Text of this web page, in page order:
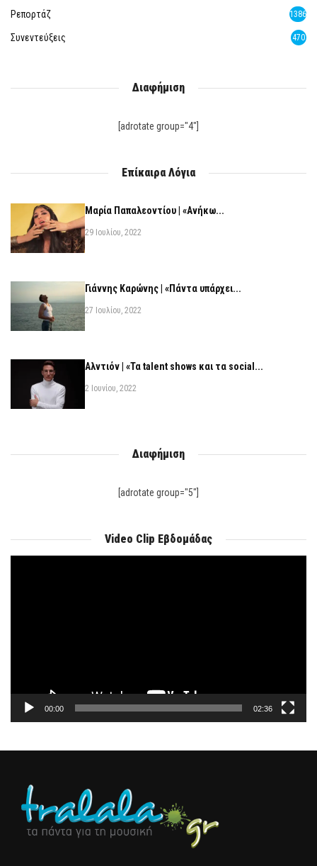
Ρεπορτάζ 1386
Συνεντεύξεις 470
Διαφήμιση
[adrotate group="4"]
Επίκαιρα Λόγια
Μαρία Παπαλεοντίου | «Ανήκω...
29 Ιουλίου, 2022
Γιάννης Καρώνης | «Πάντα υπάρχει...
27 Ιουλίου, 2022
Αλντιόν | «Τα talent shows και τα social...
2 Ιουνίου, 2022
Διαφήμιση
[adrotate group="5"]
Video Clip Εβδομάδας
00:00 02:36